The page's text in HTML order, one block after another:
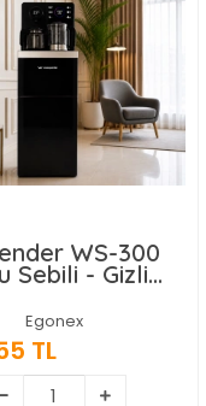
WS-300
Sebili - Gizli
Ekran
Egonex
TL